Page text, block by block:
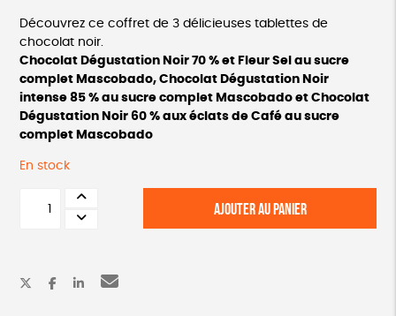
Découvrez ce coffret de 3 délicieuses tablettes de
chocolat noir.
Chocolat Dégustation Noir 70 % et Fleur Sel au sucre
complet Mascobado, Chocolat Dégustation Noir
intense 85 % au sucre complet Mascobado et Chocolat
Dégustation Noir 60 % aux éclats de Café au sucre
complet Mascobado
En stock
chocolat
AJOUTER AU PANIER